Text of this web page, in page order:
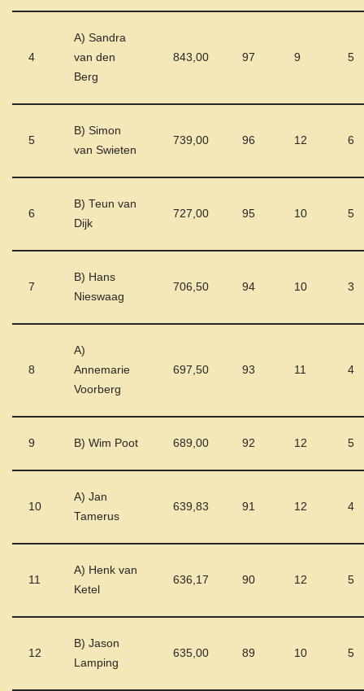
4
A) Sandra
van den
Berg
843,00 97 9 5
5
B) Simon
van Swieten
739,00 96 12 6
6
B) Teun van
Dijk
727,00 95 10 5
7
B) Hans
Nieswaag
706,50 94 10 3
8
A)
Annemarie
Voorberg
697,50 93 11 4
9 B) Wim Poot 689,00 92 12 5
10
A) Jan
Tamerus
639,83 91 12 4
11
A) Henk van
Ketel
636,17 90 12 5
12
B) Jason
Lamping
635,00 89 10 5